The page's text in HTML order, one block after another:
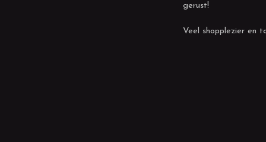
gerust!
Veel shopplezier en